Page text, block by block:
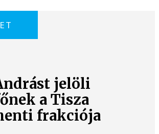
jelöli
a Tisza
frakciója